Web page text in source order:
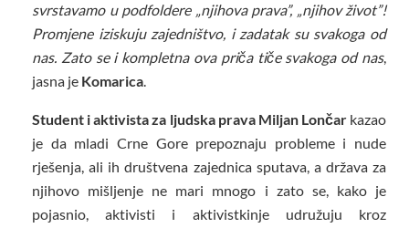
svrstavamo u podfoldere „njihova prava”, „njihov život”!
Promjene iziskuju zajedništvo, i zadatak su svakoga od
nas. Zato se i kompletna ova priča tiče svakoga od nas,
jasna je Komarica.
Student i aktivista za ljudska prava Miljan Lončar kazao
je da mladi Crne Gore prepoznaju probleme i nude
rješenja, ali ih društvena zajednica sputava, a država za
njihovo mišljenje ne mari mnogo i zato se, kako je
pojasnio, aktivisti i aktivistkinje udružuju kroz